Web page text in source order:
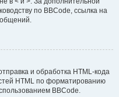
по BBCode, ссылка на
и обработка HTML-кода
HTML по форматированию
BBCode.